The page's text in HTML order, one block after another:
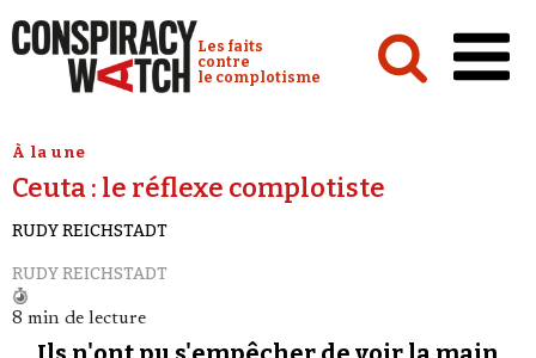
Conspiracy Watch :
Les faits
contre
le complotisme
Analyses
Conspipédia
Vidéos
À la une
Ceuta : le réflexe complotiste
RUDY REICHSTADT
RUDY REICHSTADT
8 min de lecture